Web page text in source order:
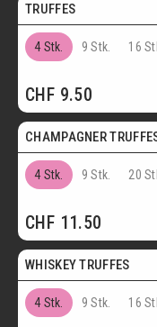
TRUFFES
4 Stk. 9 Stk. 16
CHF 9.50
Postversand
CHAMPAGNER
4 Stk. 9 Stk. 20
CHF 11.50
Vegetarisch
WHISKEY TRUFFES
4 Stk. 9 Stk. 16